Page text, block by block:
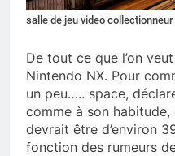
salle de jeu video collectionneur
De tout ce que l’on
Nintendo NX. Pour
un peu….. space,
comme à son
devrait être d’environ
fonction des rumeurs